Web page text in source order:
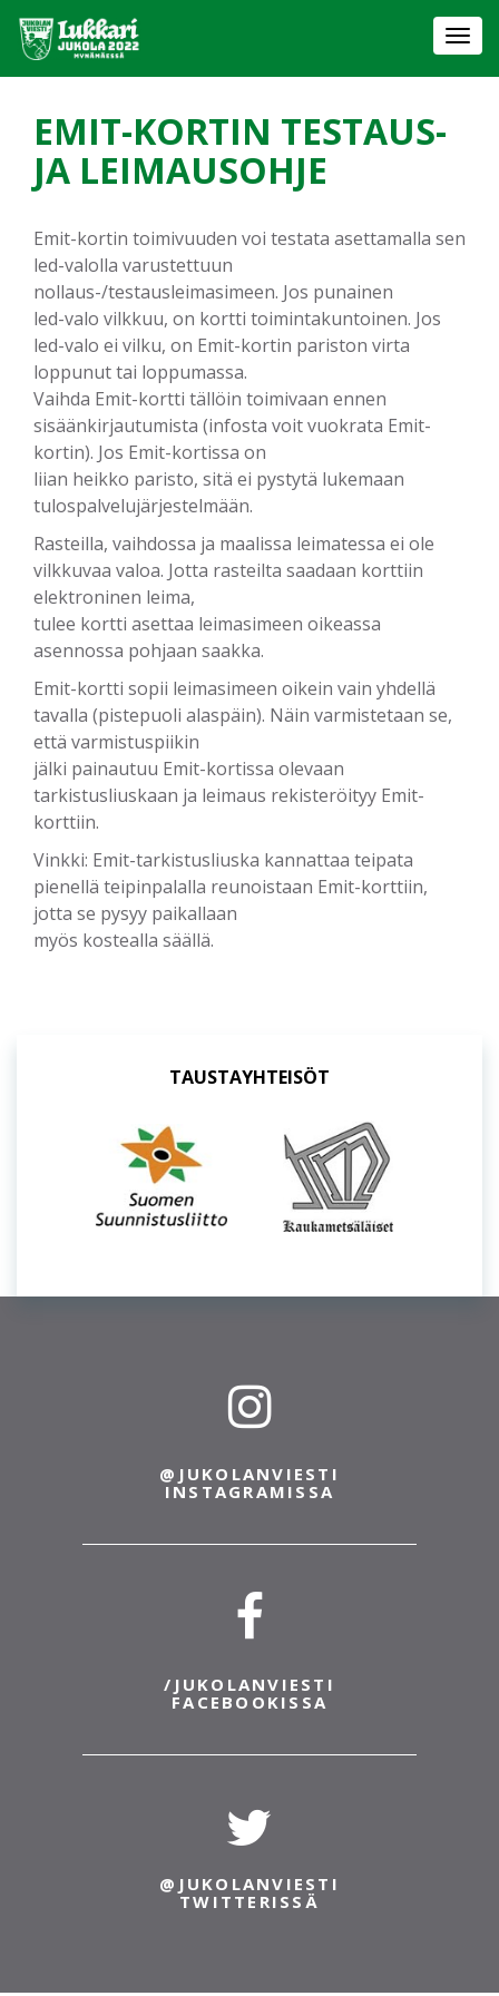
EMIT-KORTIN TESTAUS-
JA LEIMAUSOHJE
Emit-kortin toimivuuden voi testata asettamalla sen
led-valolla varustettuun
nollaus-/testausleimasimeen. Jos punainen
led-valo vilkkuu, on kortti toimintakuntoinen. Jos
led-valo ei vilku, on Emit-kortin pariston virta
loppunut tai loppumassa.
Vaihda Emit-kortti tällöin toimivaan ennen
sisäänkirjautumista (infosta voit vuokrata Emit-
kortin). Jos Emit-kortissa on
liian heikko paristo, sitä ei pystytä lukemaan
tulospalvelujärjestelmään.
Rasteilla, vaihdossa ja maalissa leimatessa ei ole
vilkkuvaa valoa. Jotta rasteilta saadaan korttiin
elektroninen leima,
tulee kortti asettaa leimasimeen oikeassa
asennossa pohjaan saakka.
Emit-kortti sopii leimasimeen oikein vain yhdellä
tavalla (pistepuoli alaspäin). Näin varmistetaan se,
että varmistuspiikin
jälki painautuu Emit-kortissa olevaan
tarkistusliuskaan ja leimaus rekisteröityy Emit-
korttiin.
Vinkki: Emit-tarkistusliuska kannattaa teipata
pienellä teipinpalalla reunoistaan Emit-korttiin,
jotta se pysyy paikallaan
myös kostealla säällä.
TAUSTAYHTEISÖT
@JUKOLANVIESTI
INSTAGRAMISSA
/JUKOLANVIESTI
FACEBOOKISSA
@JUKOLANVIESTI
TWITTERISSÄ